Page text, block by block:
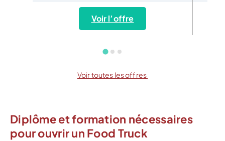
Voir l’offre
Voir toutes les offres
Diplôme et formation nécessaires
pour ouvrir un Food Truck